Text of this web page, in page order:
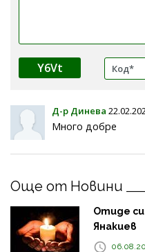
Y6Vt
Д-р Динева
Много добре
Още от Новини
Отиде
Янакиев